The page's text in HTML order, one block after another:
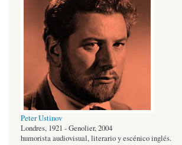
Peter Ustinov
Londres, 1921 - Genolier, 2004
humorista audiovisual, literario y escénico inglés.